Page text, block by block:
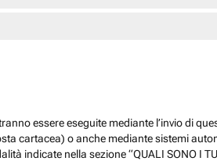
essere eseguite mediante l’invio di
cartacea) o anche mediante sistemi
indicate nella sezione “QUALI SONO I